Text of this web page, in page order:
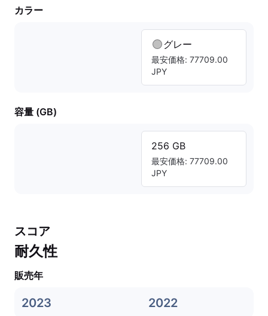
カラー
グレー
最安価格: 77709.00
JPY
容量 (GB)
256 GB
最安価格: 77709.00
JPY
スコア
耐久性
販売年
2023 2022